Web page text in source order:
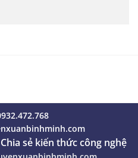
sẻ kiến thức công nghệ